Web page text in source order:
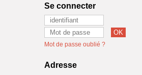
Se connecter
Mot de passe oublié ?
Adresse